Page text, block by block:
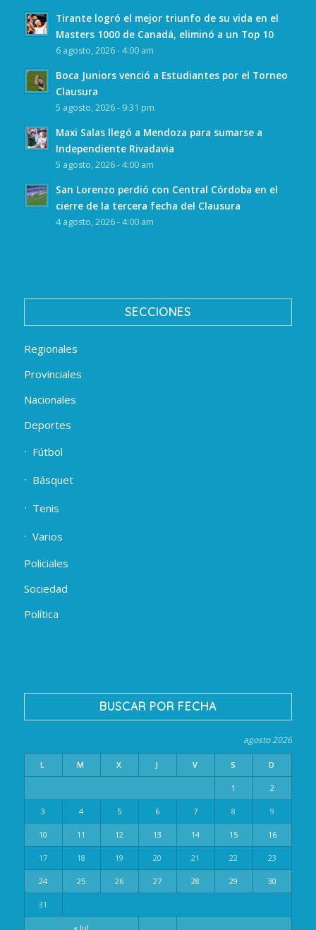
Tirante logró el mejor triunfo de su vida en el
Masters 1000 de Canadá, eliminó a un Top 10
6 agosto, 2026 - 4:00 am
Boca Juniors venció a Estudiantes por el Torneo
Clausura
5 agosto, 2026 - 9:31 pm
Maxi Salas llegó a Mendoza para sumarse a
Independiente Rivadavia
5 agosto, 2026 - 4:00 am
San Lorenzo perdió con Central Córdoba en el
cierre de la tercera fecha del Clausura
4 agosto, 2026 - 4:00 am
SECCIONES
Regionales
Provinciales
Nacionales
Deportes
Fútbol
Básquet
Tenis
Varios
Policiales
Sociedad
Política
BUSCAR POR FECHA
agosto 2026
L M X J V S D
« Jul
1 2
3 4 5 6 7 8 9
10 11 12 13 14 15 16
17 18 19 20 21 22 23
24 25 26 27 28 29 30
31